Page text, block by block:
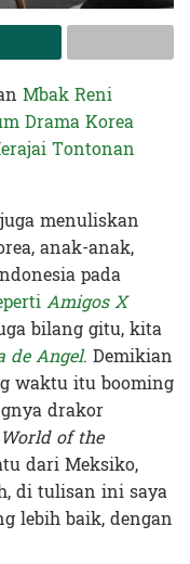
Mbak Reni
Drama Korea
Tontonan
menuliskan
anak-anak,
pada
Amigos X
bilang gitu, kita
de Angel. Demikian
waktu itu booming
drakor
of the
dari Meksiko,
di tulisan ini saya
lebih baik, dengan